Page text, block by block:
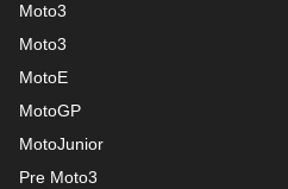
Moto3
Moto3
MotoE
MotoGP
MotoJunior
Pre Moto3